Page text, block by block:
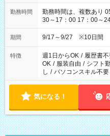
勤務時間
勤務時間は、複数あり
30～17：00 17：00～
務もあります。 【休憩】60分+他休憩あり 交替で取得します。
安全面に配慮しこまめな
期間 9/17～9/27 ※10日間
特徴 週1日からOK / 履歴書
OK / 服装自由 / シフト
し / パソコンスキル不要
気になる！